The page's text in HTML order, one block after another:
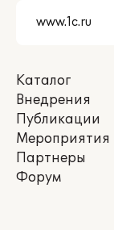
Каталог
Внедрения
Публикации
Мероприятия
Партнеры
Форум